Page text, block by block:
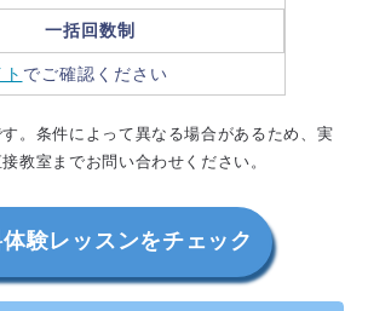
一括回数制
でご確認ください
。条件によって異なる場合があるため、実
教室までお問い合わせください。
験レッスンをチェック